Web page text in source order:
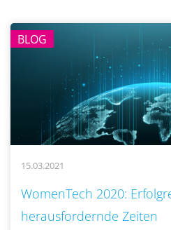
BLOG
15.03.2021
WomenTech 2020:
herausfordernde Zeiten